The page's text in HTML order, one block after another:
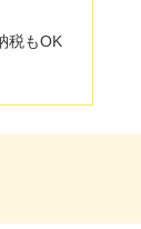
税もOK